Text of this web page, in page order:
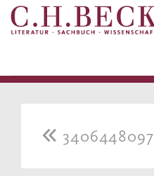
3406448097